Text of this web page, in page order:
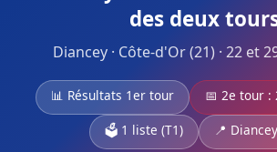
des deux
Diancey · Côte-d'Or (21) · 22 et
📊 Résultats 1er tour
📅 2e tour :
🗳️ 1 liste (T1)
📍